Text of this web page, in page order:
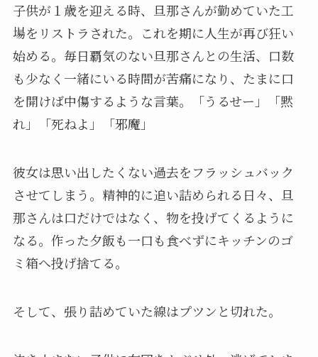
子供が１歳を迎える時、旦那さんが勤めていた工
場をリストラされた。これを期に人生が再び狂い
始める。毎日覇気のない旦那さんとの生活、口数
も少なく一緒にいる時間が苦痛になり、たまに口
を開けば中傷するような言葉。「うるせー」「黙
れ」「死ねよ」「邪魔」
彼女は思い出したくない過去をフラッシュバック
させてしまう。精神的に追い詰められる日々、旦
那さんは口だけではなく、物を投げてくるように
なる。作った夕飯も一口も食べずにキッチンのゴ
ミ箱へ投げ捨てる。
そして、張り詰めていた線はプツンと切れた。